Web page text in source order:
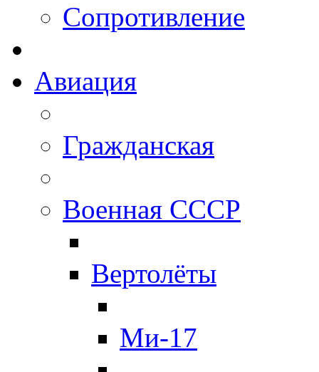
Сопротивление
Авиация
Гражданская
Военная СССР
Вертолёты
Ми-17